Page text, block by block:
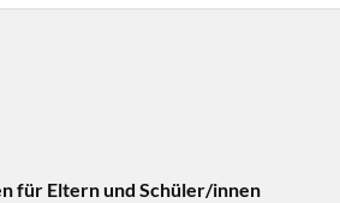
für Eltern und Schüler/innen